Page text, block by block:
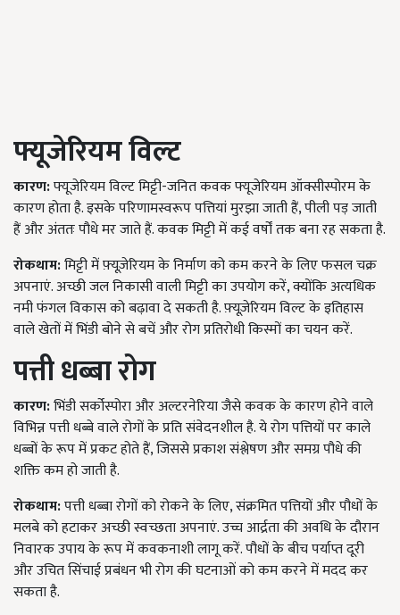
फ्यूजेरियम विल्ट
कारण:फ्यूजेरियम विल्ट मिट्टी-जनित कवक फ्यूजेरियम ऑक्सीस्पोरम के
कारण होता है. इसके परिणामस्वरूप पत्तियां मुरझा जाती हैं, पीली पड़ जाती
हैं और अंततः पौधे मर जाते हैं. कवक मिट्टी में कई वर्षों तक बना रह सकता है.
रोकथाम:मिट्टी में फ़्यूज़ेरियम के निर्माण को कम करने के लिए फसल चक्र
अपनाएं. अच्छी जल निकासी वाली मिट्टी का उपयोग करें, क्योंकि अत्यधिक
नमी फंगल विकास को बढ़ावा दे सकती है. फ़्यूज़ेरियम विल्ट के इतिहास
वाले खेतों में भिंडी बोने से बचें और रोग प्रतिरोधी किस्मों का चयन करें.
पत्ती धब्बा रोग
कारण:भिंडी सर्कोस्पोरा और अल्टरनेरिया जैसे कवक के कारण होने वाले
विभिन्न पत्ती धब्बे वाले रोगों के प्रति संवेदनशील है. ये रोग पत्तियों पर काले
धब्बों के रूप में प्रकट होते हैं, जिससे प्रकाश संश्लेषण और समग्र पौधे की
शक्ति कम हो जाती है.
रोकथाम:पत्ती धब्बा रोगों को रोकने के लिए, संक्रमित पत्तियों और पौधों के
मलबे को हटाकर अच्छी स्वच्छता अपनाएं. उच्च आर्द्रता की अवधि के दौरान
निवारक उपाय के रूप में कवकनाशी लागू करें. पौधों के बीच पर्याप्त दूरी
और उचित सिंचाई प्रबंधन भी रोग की घटनाओं को कम करने में मदद कर
सकता है.